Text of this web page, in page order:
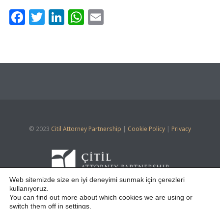
Facebook
Twitter
LinkedIn
WhatsApp
© 2023 Citil Attorney Partnership | Cookie Policy | Privacy

Web sitemizde size en iyi deneyimi sunmak için çerezleri
kullanıyoruz.
You can find out more about which cookies we are using or
switch them off in settings